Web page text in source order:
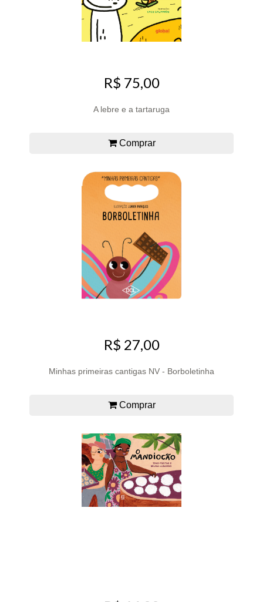
R$ 75,00
A lebre e a tartaruga
Comprar
R$ 27,00
Minhas primeiras cantigas NV - Borboletinha
Comprar